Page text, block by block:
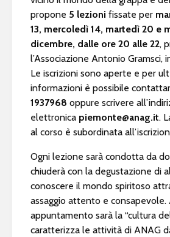
propone 5 lezioni fissate per
13, mercoledì 14, martedì 20 e
dicembre, dalle ore 20 alle 22,
l’Associazione Antonio Gramsci,
Le iscrizioni sono aperte e per
informazioni è possibile
1937968 oppure scrivere
elettronica piemonte@anag.it.
al corso è subordinata
Ogni lezione sarà condotta da
chiuderà con la degustazione di
conoscere il mondo spiritoso
assaggio attento e consapevole.
appuntamento sarà la “cultura
caratterizza le attività di ANAG